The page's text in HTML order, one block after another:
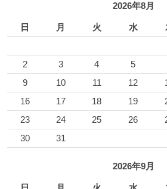
2026年8月
日 月 火 水
2
3 4 5
9
10 11 12
16
17 18 19
23
24 25 26
30
31
2026年9月